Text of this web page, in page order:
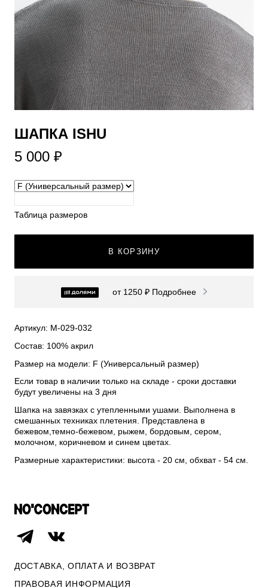
ШАПКА ISHU
5 000 ₽
Таблица размеров
В КОРЗИНУ
от 1250 ₽ Подробнее
Артикул: М-029-032
Состав: 100% акрил
Размер на модели: F (Универсальный размер)
Если товар в наличии только на складе - сроки доставки
будут увеличены на 3 дня
Шапка на завязках с утепленными ушами. Выполнена в
смешанных техниках плетения. Представлена в
бежевом,темно-бежевом, рыжем, бордовым, сером,
молочном, коричневом и синем цветах.
Размерные характеристики: высота - 20 см, обхват - 54 см.
ДОСТАВКА, ОПЛАТА И ВОЗВРАТ
ПРАВОВАЯ ИНФОРМАЦИЯ